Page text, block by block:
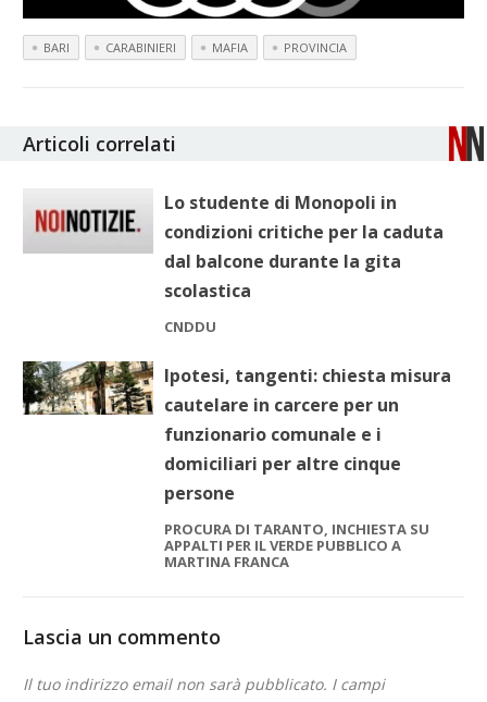
BARI CARABINIERI MAFIA PROVINCIA
Articoli correlati
Lo studente di Monopoli in
condizioni critiche per la caduta
dal balcone durante la gita
scolastica
CNDDU
Ipotesi, tangenti: chiesta misura
cautelare in carcere per un
funzionario comunale e i
domiciliari per altre cinque
persone
PROCURA DI TARANTO, INCHIESTA SU
APPALTI PER IL VERDE PUBBLICO A
MARTINA FRANCA
Lascia un commento
Il tuo indirizzo email non sarà pubblicato. I campi